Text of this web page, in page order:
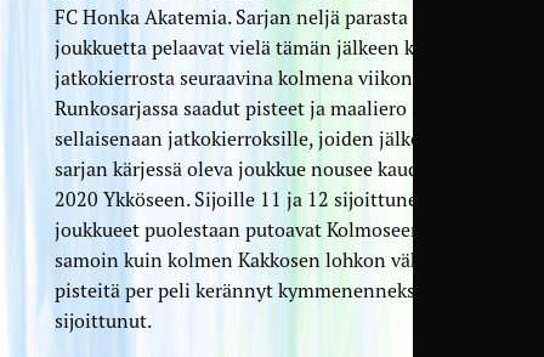
FC Honka Akatemia. Sarjan neljä parasta
joukkuetta pelaavat vielä tämän jälkeen kolme
jatkokierrosta seuraavina kolmena viikonloppuna.
Runkosarjassa saadut pisteet ja maaliero siirtyvät
sellaisenaan jatkokierroksille, joiden jälkeen
sarjan kärjessä oleva joukkue nousee kaudeksi
2020 Ykköseen. Sijoille 11 ja 12 sijoittuneet
joukkueet puolestaan putoavat Kolmoseen,
samoin kuin kolmen Kakkosen lohkon vähiten
pisteitä per peli kerännyt kymmenenneksi
sijoittunut.